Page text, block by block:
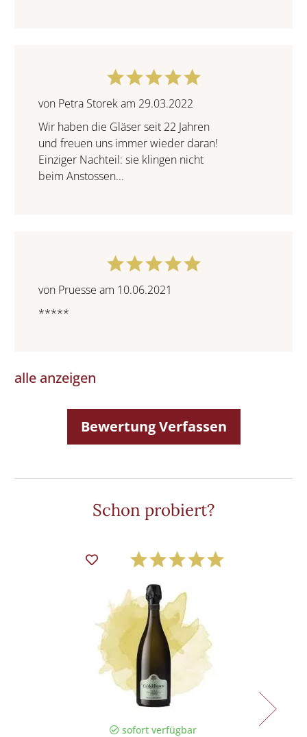
von Petra Storek am 29.03.2022
Wir haben die Gläser seit 22 Jahren
und freuen uns immer wieder daran!
Einziger Nachteil: sie klingen nicht
beim Anstossen...
von Pruesse am 10.06.2021
*****
alle anzeigen
Bewertung Verfassen
Schon probiert?
sofort verfügbar